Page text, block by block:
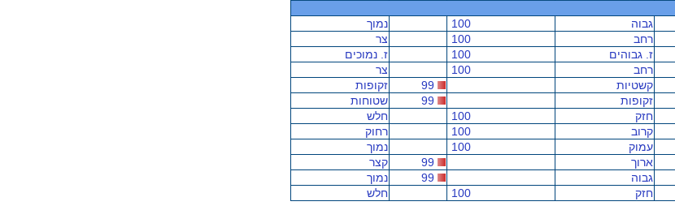
גבוה 100
נמוך
רחב 100
צר
ז. גבוהים 100
ז. נמוכים
רחב 100
צר
קשטיות
זקופות
זקופות
שטוחות
חזק 100
חלש
קרוב 100
רחוק
עמוק 100
נמוך
ארוך
קצר
גבוה
נמוך
חזק 100 חלש